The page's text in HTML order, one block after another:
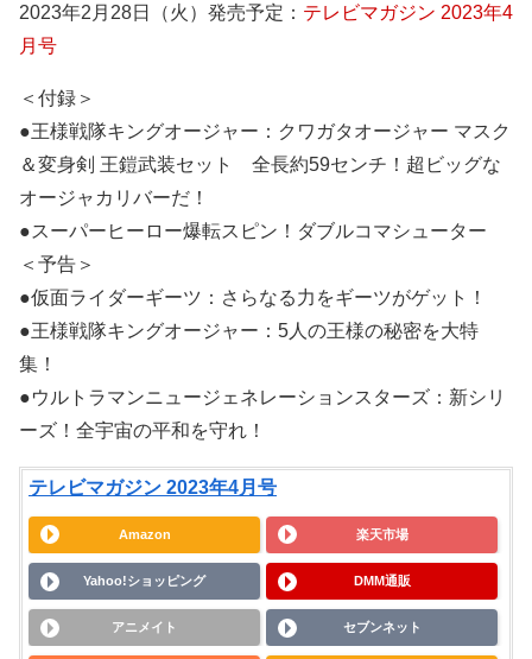
2023年2月28日（火）発売予定： テレビマガジン 2023年4
月号
＜付録＞
●王様戦隊キングオージャー：クワガタオージャー マスク
＆変身剣 王鎧武装セット 全長約59センチ！超ビッグな
オージャカリバーだ！
●スーパーヒーロー爆転スピン！ダブルコマシューター
＜予告＞
●仮面ライダーギーツ：さらなる力をギーツがゲット！
●王様戦隊キングオージャー：5人の王様の秘密を大特
集！
●ウルトラマンニュージェネレーションスターズ：新シリ
ーズ！全宇宙の平和を守れ！
テレビマガジン 2023年4月号
Amazon 楽天市場
Yahoo!ショッピング DMM通販
アニメイト セブンネット